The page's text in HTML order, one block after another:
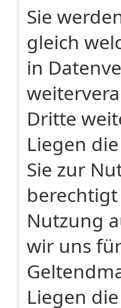
Sie
gleich
in
Dritte
Liegen
Sie zur
Nutzung
wir uns
Liegen